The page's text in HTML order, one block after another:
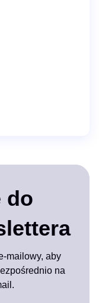
do
mailowy, aby
na